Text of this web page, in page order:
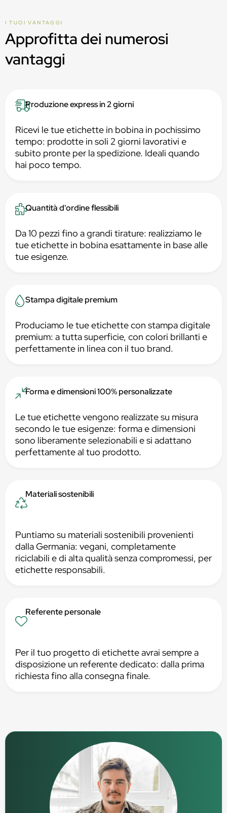
I TUOI VANTAGGI
Approfitta dei numerosi
vantaggi
Produzione express in 2 giorni
Ricevi le tue etichette in bobina in pochissimo
tempo: prodotte in soli 2 giorni lavorativi e
subito pronte per la spedizione. Ideali quando
hai poco tempo.
Quantità d'ordine flessibili
Da 10 pezzi fino a grandi tirature: realizziamo le
tue etichette in bobina esattamente in base alle
tue esigenze.
Stampa digitale premium
Produciamo le tue etichette con stampa digitale
premium: a tutta superficie, con colori brillanti e
perfettamente in linea con il tuo brand.
Forma e dimensioni 100% personalizzate
Le tue etichette vengono realizzate su misura
secondo le tue esigenze: forma e dimensioni
sono liberamente selezionabili e si adattano
perfettamente al tuo prodotto.
Materiali sostenibili
Puntiamo su materiali sostenibili provenienti
dalla Germania: vegani, completamente
riciclabili e di alta qualità senza compromessi, per
etichette responsabili.
Referente personale
Per il tuo progetto di etichette avrai sempre a
disposizione un referente dedicato: dalla prima
richiesta fino alla consegna finale.